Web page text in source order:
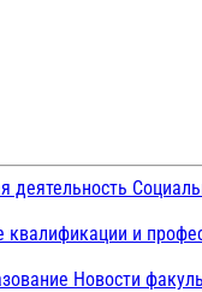
деятельность
и
Новости